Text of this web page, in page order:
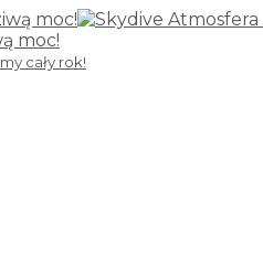
moc!
cały rok!